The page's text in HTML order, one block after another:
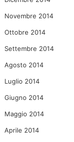
Novembre 2014
Ottobre 2014
Settembre 2014
Agosto 2014
Luglio 2014
Giugno 2014
Maggio 2014
Aprile 2014